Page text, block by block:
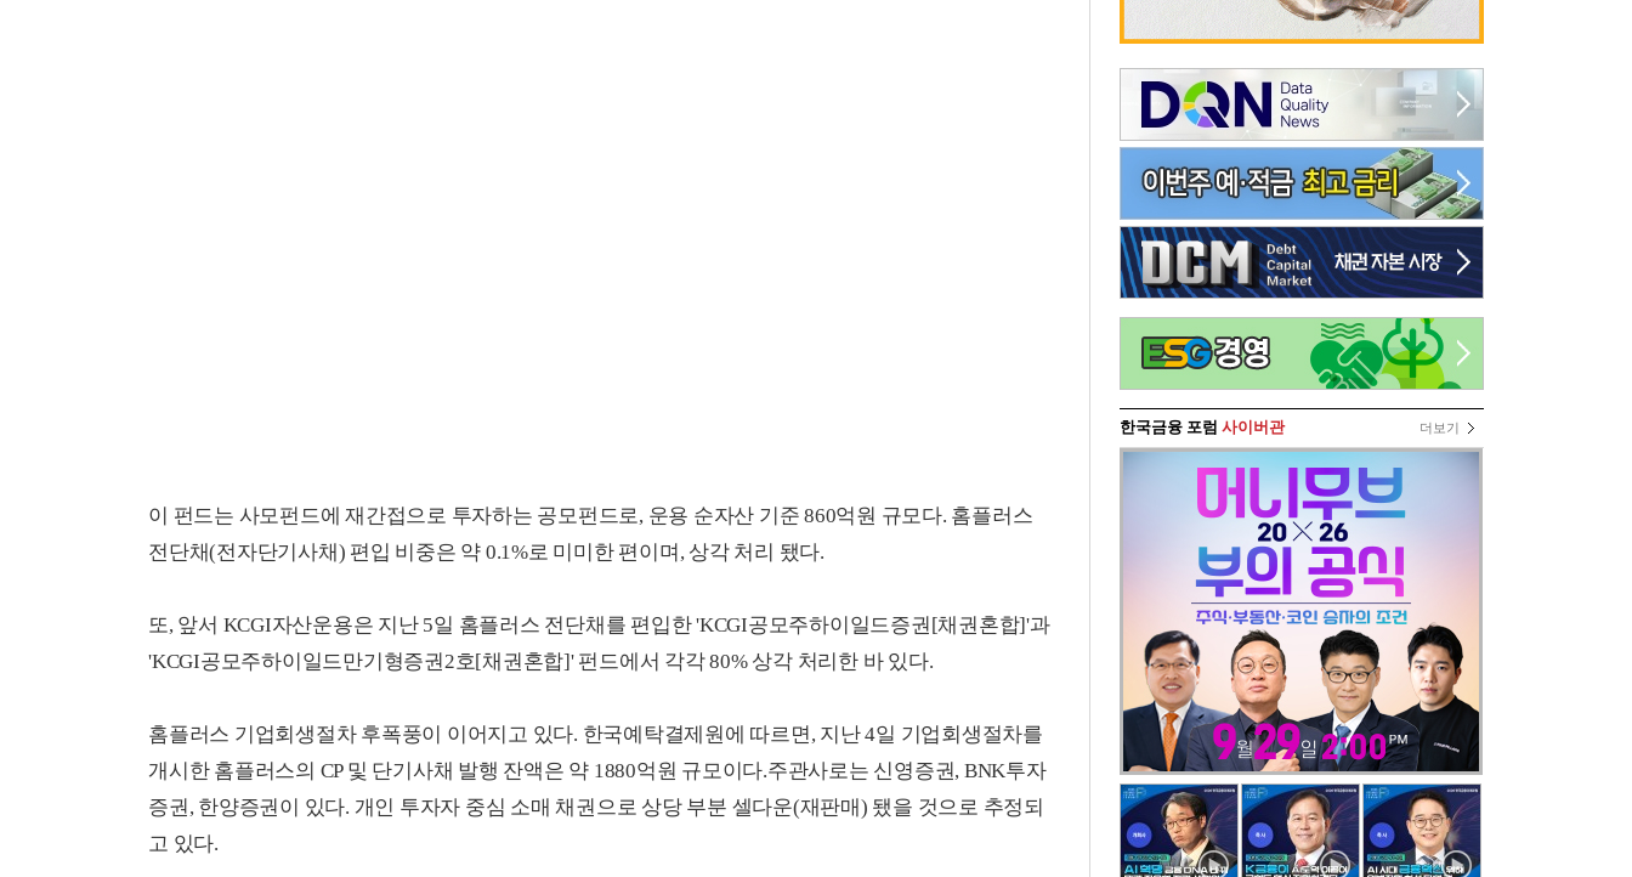
이 펀드는 사모펀드에 재간접으로 투자하는 공모펀드로, 운용 순자산 기준 860억원 규모다. 홈플러스
전단채(전자단기사채) 편입 비중은 약 0.1%로 미미한 편이며, 상각 처리 됐다.
또, 앞서 KCGI자산운용은 지난 5일 홈플러스 전단채를 편입한 'KCGI공모주하이일드증권[채권혼합]'과
'KCGI공모주하이일드만기형증권2호[채권혼합]' 펀드에서 각각 80% 상각 처리한 바 있다.
홈플러스 기업회생절차 후폭풍이 이어지고 있다. 한국예탁결제원에 따르면, 지난 4일 기업회생절차를
개시한 홈플러스의 CP 및 단기사채 발행 잔액은 약 1880억원 규모이다.주관사로는 신영증권, BNK투자
증권, 한양증권이 있다. 개인 투자자 중심 소매 채권으로 상당 부분 셀다운(재판매) 됐을 것으로 추정되
고 있다.
한국금융 포럼 사이버관 더보기